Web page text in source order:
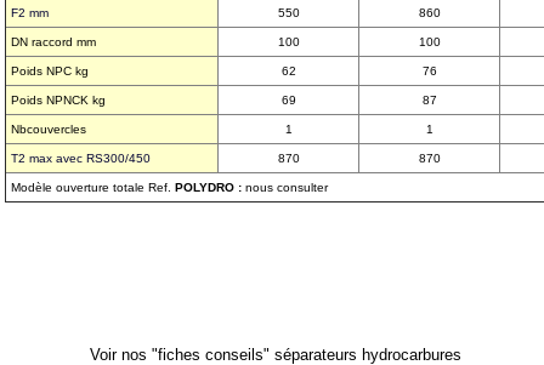
F2 mm 550 860
DN raccord mm 100 100
Poids NPC kg 62 76
Poids NPNCK kg 69 87
Nbcouvercles 1 1
T2 max avec RS300/450 870 870
Modèle ouverture totale Ref. POLYDRO : nous consulter
Voir nos "fiches conseils" séparateurs hydrocarbures